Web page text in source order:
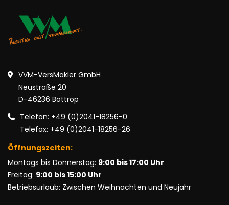
VVM-VersMakler GmbH
Neustraße 20
D-46236 Bottrop
Telefon: +49 (0)2041-18256-0
Telefax: +49 (0)2041-18256-26
Öffnungszeiten:
Montags bis Donnerstag: 9:00 bis 17:00 Uhr
Freitag: 9:00 bis 15:00 Uhr
Betriebsurlaub: Zwischen Weihnachten und Neujahr